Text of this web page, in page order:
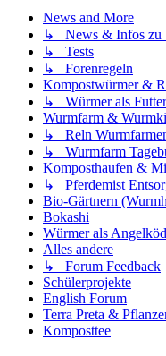
News and More
↳ News & Infos zu
↳ Tests
↳ Forenregeln
Kompostwürmer &
↳ Würmer als
Wurmfarm &
↳ Reln
↳ Wurmfarm
Komposthaufen &
↳ Pferdemist
Bio-Gärtnern
Bokashi
Würmer als
Alles andere
↳ Forum Feedback
Schülerprojekte
English Forum
Terra Preta &
Komposttee